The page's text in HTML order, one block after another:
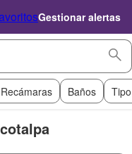
Gestionar alertas
Recámaras Baños